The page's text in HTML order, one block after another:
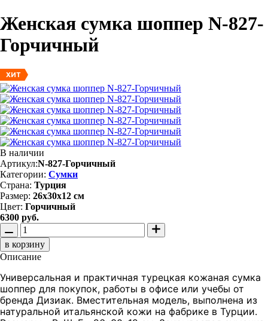
Женская сумка шоппер N-827-
Горчичный
ХИТ
В наличии
Артикул:N-827-Горчичный
Категории: Сумки
Страна: Турция
Размер: 26х30х12 см
Цвет: Горчичный
6300 руб.
в корзину
Описание
Универсальная и практичная турецкая кожаная сумка
шоппер для покупок, работы в офисе или учебы от
бренда Дизиак. Вместительная модель, выполнена из
натуральной итальянской кожи на фабрике в Турции.